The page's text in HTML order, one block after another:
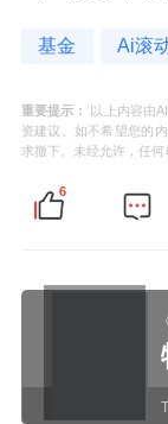
基金 Ai滚
重要提示：
以上内容由
资建议。如不希望您的
求撤下。未经允许，任何
6